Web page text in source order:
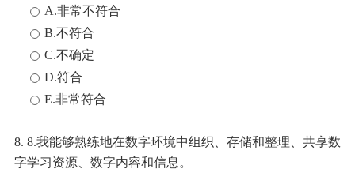
A.非常不符合
B.不符合
C.不确定
D.符合
E.非常符合
8. 8.我能够熟练地在数字环境中组织、存储和整理、共享数
字学习资源、数字内容和信息。